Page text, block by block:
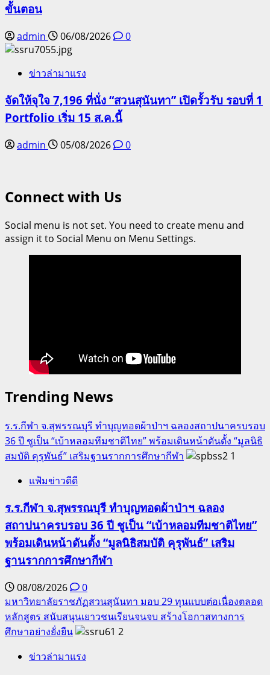
ขั้นตอน
admin 06/08/2026 0
ข่าวล่ามาแรง
จัดให้จุใจ 7,196 ที่นั่ง “สวนสุนันทา” เปิดรั้วรับ รอบที่ 1
Portfolio เริ่ม 15 ส.ค.นี้
admin 05/08/2026 0
Connect with Us
Social menu is not set. You need to create menu and
assign it to Social Menu on Menu Settings.
Trending News
ร.ร.กีฬา จ.สุพรรณบุรี ทำบุญทอดผ้าป่าฯ ฉลองสถาปนาครบรอบ
36 ปี ชูเป็น “เบ้าหลอมทีมชาติไทย” พร้อมเดินหน้าดันตั้ง “มูลนิธิ
สมบัติ คุรุพันธ์” เสริมฐานรากการศึกษากีฬา
1
แฟ้มข่าวดีดี
ร.ร.กีฬา จ.สุพรรณบุรี ทำบุญทอดผ้าป่าฯ ฉลอง
สถาปนาครบรอบ 36 ปี ชูเป็น “เบ้าหลอมทีมชาติไทย”
พร้อมเดินหน้าดันตั้ง “มูลนิธิสมบัติ คุรุพันธ์” เสริม
ฐานรากการศึกษากีฬา
08/08/2026
0
มหาวิทยาลัยราชภัฏสวนสุนันทา มอบ 29 ทุนแบบต่อเนื่องตลอด
หลักสูตร สนับสนุนเยาวชนเรียนจนจบ สร้างโอกาสทางการ
ศึกษาอย่างยั่งยืน
2
ข่าวล่ามาแรง